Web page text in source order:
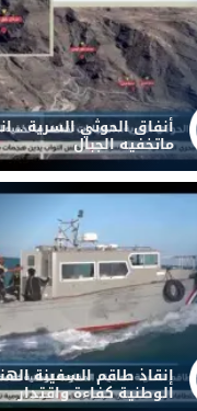
أنفاق الحوثي السرية ..
ماتخفيه الجبال
إنقاذ طاقم السفينة
الوطنية كفاءة واقتدار